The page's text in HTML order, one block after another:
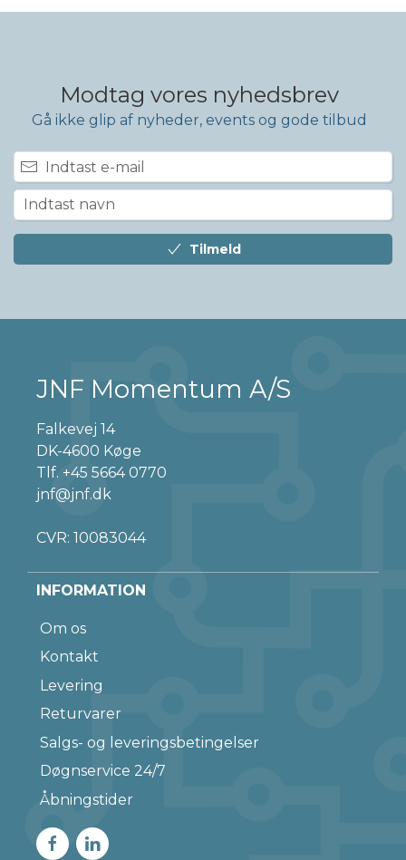
Modtag vores nyhedsbrev
Gå ikke glip af nyheder, events og gode tilbud
Tilmeld
JNF Momentum A/S
Falkevej 14
DK-4600 Køge
Tlf. +45 5664 0770
jnf@jnf.dk
CVR: 10083044
INFORMATION
Om os
Kontakt
Levering
Returvarer
Salgs- og leveringsbetingelser
Døgnservice 24/7
Åbningstider